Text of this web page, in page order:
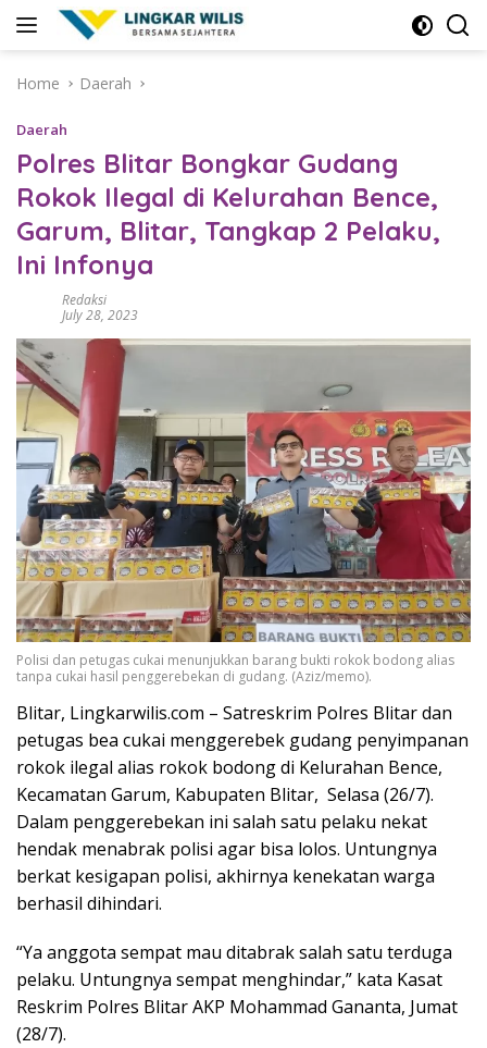
Home
Daerah
Daerah
Polres Blitar Bongkar Gudang
Rokok Ilegal di Kelurahan Bence,
Garum, Blitar, Tangkap 2 Pelaku,
Ini Infonya
Redaksi
July 28, 2023
Polisi dan petugas cukai menunjukkan barang bukti rokok bodong alias
tanpa cukai hasil penggerebekan di gudang. (Aziz/memo).
Blitar, Lingkarwilis.com – Satreskrim Polres Blitar dan
petugas bea cukai menggerebek gudang penyimpanan
rokok ilegal alias rokok bodong di Kelurahan Bence,
Kecamatan Garum, Kabupaten Blitar, Selasa (26/7).
Dalam penggerebekan ini salah satu pelaku nekat
hendak menabrak polisi agar bisa lolos. Untungnya
berkat kesigapan polisi, akhirnya kenekatan warga
berhasil dihindari.
“Ya anggota sempat mau ditabrak salah satu terduga
pelaku. Untungnya sempat menghindar,” kata Kasat
Reskrim Polres Blitar AKP Mohammad Gananta, Jumat
(28/7).